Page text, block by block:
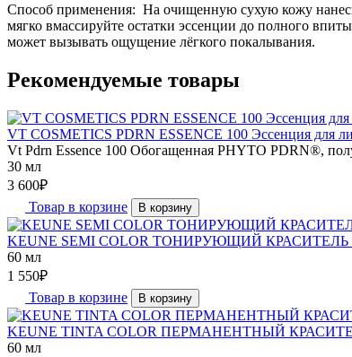
Способ применения: На очищенную сухую кожу
мягко вмассируйте остатки эссенции до полного
может вызывать ощущение лёгкого покалывания.
Рекомендуемые товары
VT COSMETICS PDRN ESSENCE 100 Эссенция для
Vt Pdrn Essence 100 Обогащенная PHYTO PDRN®,
30 мл
3 600₽
Товар в корзине
В корзину
KEUNE SEMI COLOR ТОНИРУЮЩИЙ
60 мл
1 550₽
Товар в корзине
В корзину
KEUNE TINTA COLOR ПЕРМАНЕНТНЫЙ
60 мл